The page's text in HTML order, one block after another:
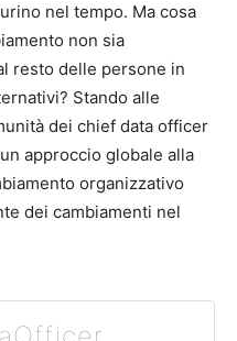
nel tempo. Ma cosa
non sia
resto delle persone in
Stando alle
dei chief data officer
approccio globale alla
organizzativo
dei cambiamenti nel